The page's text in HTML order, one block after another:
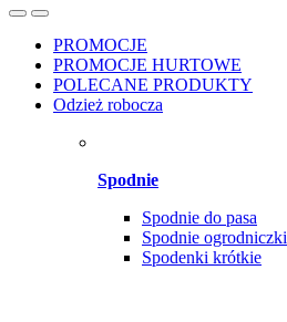
PROMOCJE
PROMOCJE HURTOWE
POLECANE PRODUKTY
Odzież robocza
Spodnie
Spodnie do pasa
Spodnie ogrodniczki
Spodenki krótkie